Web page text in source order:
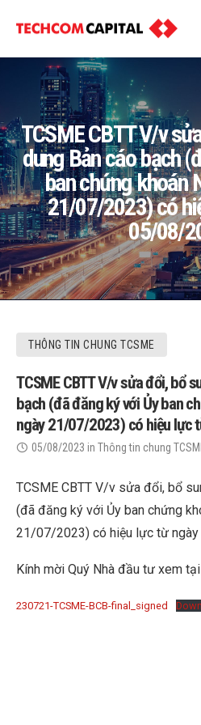
TCSME CBTT V/v
dung Bản cáo bạch
ban chứng khoán
21/07/2023) có
05/08/
THÔNG TIN CHUNG TCSME
TCSME CBTT V/v sửa đổi, bổ
bạch (đã đăng ký với Ủy ban
ngày 21/07/2023) có hiệu lực
05/08/2023 in Thông tin chung
TCSME CBTT V/v sửa đổi, bổ
(đã đăng ký với Ủy ban chứng
21/07/2023) có hiệu lực từ
Kính mời Quý Nhà đầu tư xem
230721-TCSME-BCB-final_signed